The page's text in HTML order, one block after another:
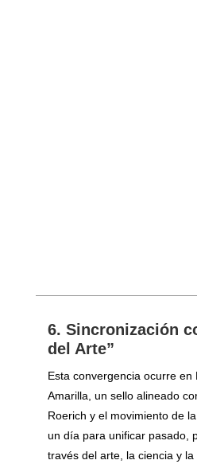
6. Sincronización
del Arte”
Esta convergencia ocurre en
Amarilla, un sello alineado
Roerich y el movimiento de
un día para unificar pasado,
través del arte, la ciencia y la